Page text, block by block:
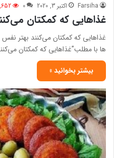
Farsiha اکتبر 3, 2020 0
غذاهایی که کمکتان
غذاهایی که کمکتان می‌کنند بهتر
ها با مطلب”غذاهایی که کمکتان
بیشتر بخوانید »